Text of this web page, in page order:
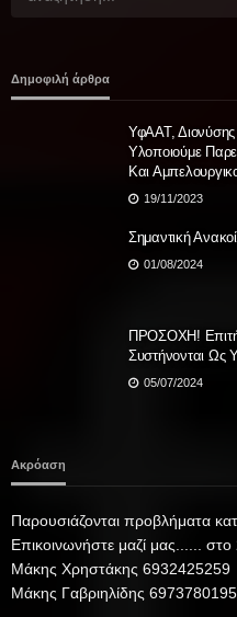
Δημοφιλή άρθρα
ΥφΑΑΤ,
Υλοποιούμε
Και
19/11/2023
Σημαντική
01/08/2024
ΠΡΟΣΟΧΗ!
Συστήνονται Ως
05/07/2024
Ακρόαση
Παρουσιάζονται προβλήματα
Επικοινωνήστε μαζί μας......
Μάκης Χρηστάκης 6932425259
Μάκης Γαβριηλίδης 6973780195